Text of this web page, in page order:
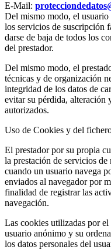
E-Mail:
Del mismo modo, el usuario
los servicios de suscripción
darse de baja de todos los
del prestador.
Del mismo modo, el
técnicas y de organización
integridad de los datos de
evitar su pérdida, alteración
autorizados.
Uso de Cookies y del
El prestador por su propia
la prestación de servicios
cuando un usuario navega
enviados al navegador por
finalidad de registrar las
navegación.
Las cookies utilizadas por
usuario anónimo y su
los datos personales del